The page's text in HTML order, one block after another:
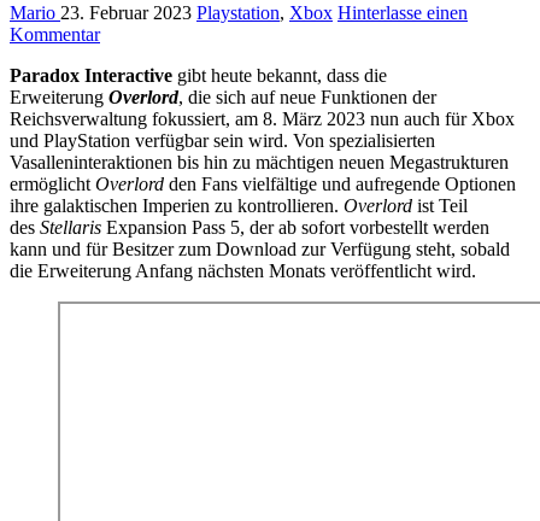
Mario 23. Februar 2023 Playstation, Xbox Hinterlasse einen
Kommentar
Paradox Interactive gibt heute bekannt, dass die
Erweiterung Overlord, die sich auf neue Funktionen der
Reichsverwaltung fokussiert, am 8. März 2023 nun auch für Xbox
und PlayStation verfügbar sein wird. Von spezialisierten
Vasalleninteraktionen bis hin zu mächtigen neuen Megastrukturen
ermöglicht Overlord den Fans vielfältige und aufregende Optionen
ihre galaktischen Imperien zu kontrollieren. Overlord ist Teil
des Stellaris Expansion Pass 5, der ab sofort vorbestellt werden
kann und für Besitzer zum Download zur Verfügung steht, sobald
die Erweiterung Anfang nächsten Monats veröffentlicht wird.